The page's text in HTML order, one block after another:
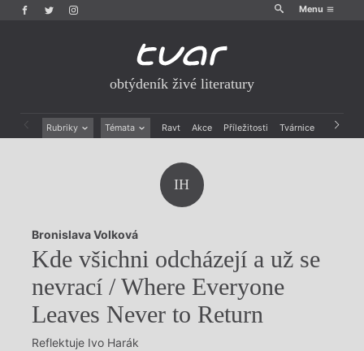
Menu
obtýdeník živé literatury
Rubriky Témata Ravt Akce Příležitosti Tvárnice Archiv
Rozhovory
Dokument
Výroční ceny
IH
Bronislava Volková
Kde všichni odcházejí a už se
nevrací / Where Everyone
Leaves Never to Return
Reflektuje Ivo Harák